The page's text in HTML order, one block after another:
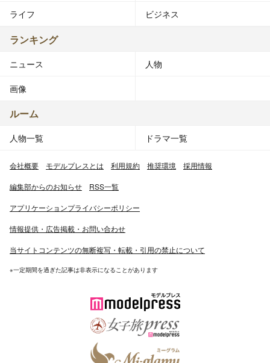
ライフ ビジネス
ランキング
ニュース 人物
画像
ルーム
人物一覧 ドラマ一覧
会社概要 モデルプレスとは 利用規約 推奨環境 採用情報
編集部からのお知らせ RSS一覧
アプリケーションプライバシーポリシー
情報提供・広告掲載・お問い合わせ
当サイトコンテンツの無断複写・転載・引用の禁止について
※一定期間を過ぎた記事は非表示になることがあります